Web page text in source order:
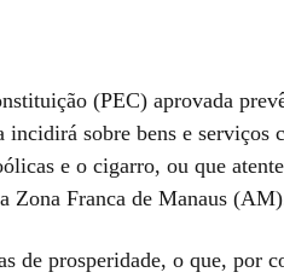
(PEC) aprovada
sobre bens e serviços
e o cigarro, ou que
Zona Franca de Manaus
de prosperidade, o que, por